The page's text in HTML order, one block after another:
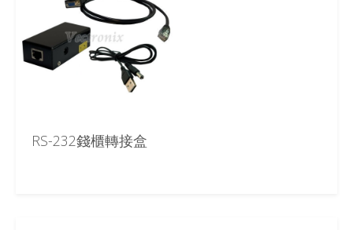
RS-232錢櫃轉接盒